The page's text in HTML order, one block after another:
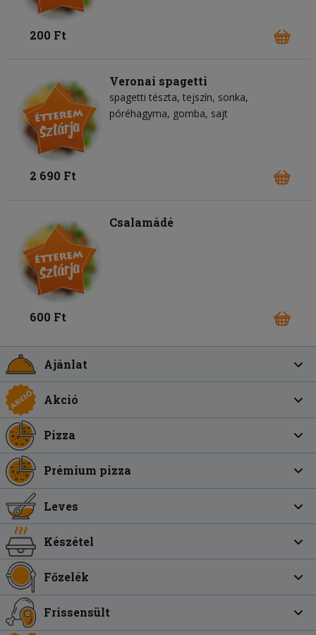
200 Ft
Veronai spagetti
spagetti tészta tejszín sonka
póréhagyma gomba sajt
2 690 Ft
Csalamádé
600 Ft
Ajánlat
Akció
Pizza
Prémium pizza
Leves
Készétel
Főzelék
Frissensült